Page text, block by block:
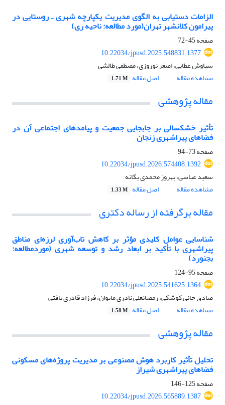
الزامات دستیابی به الگوی مدیریت یکپارچه شهری ـ روستاییدر
پیرامون کلانشهر تهران(مورد مطالعه: ناحیه ری)
صفحه45-72
10.22034/jpusd.2025.548831.1377
سیاوش عطایی، اصغر نوروزی، مصطفی طالشی
مشاهده مقاله
اصل مقاله 1.71 M
مقاله پژوهشی
تأثیر خشکسالی بر جابجایی جمعیت و پیامدهای اجتماعی آن در
فضاهای پیراشهری زنجان
صفحه73-94
10.22034/jpusd.2026.574408.1392
سعید عباسی، بهروز محمدی یگانه
مشاهده مقاله
اصل مقاله 1.33 M
مقاله برگرفته از رساله دکتری
شناسایی عوامل کلیدی مؤثر بر کاهش تاب‌آوری لرزه‌ای مناطق
پیراشهری با تأکید بر ابعاد رشد و توسعه شهری (موردمطالعه:
بجنورد)
صفحه95-124
10.22034/jpusd.2025.541625.1364
صادق خانی کوشکی، رمضانعلی نادری مایوان، فرزاد قادری بافتی
مشاهده مقاله
اصل مقاله 1.58 M
مقاله پژوهشی
تحلیل تأثیر کاربرد هوش مصنوعی بر مدیریت پروژه‌های مسکونی
فضاهای پیراشهری شیراز
صفحه125-146
10.22034/jpusd.2026.565889.1387